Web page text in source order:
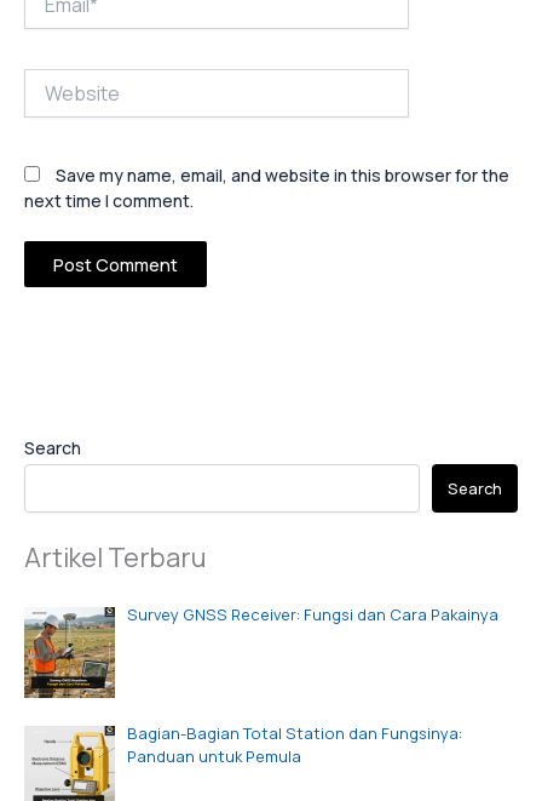
Search
Search
Artikel Terbaru
Survey GNSS Receiver: Fungsi dan Cara Pakainya
Bagian-Bagian Total Station dan Fungsinya:
Panduan untuk Pemula
Save my name, email, and website in this browser for the
next time I comment.